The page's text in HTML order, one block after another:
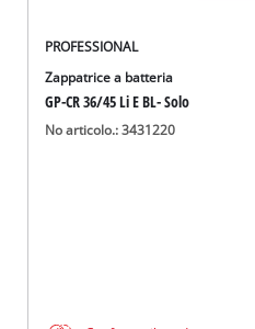
PROFESSIONAL
Zappatrice a batteria
GP-CR 36/45 Li E BL- Solo
No articolo.: 3431220